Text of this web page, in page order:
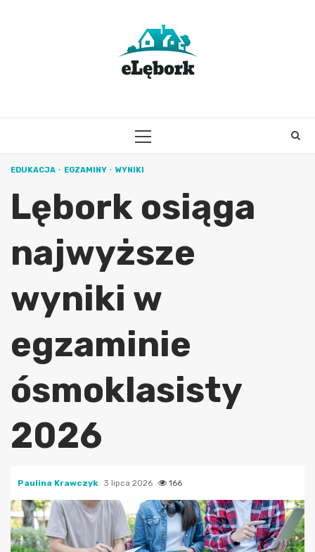
PRIMARY
EDUKACJA EGZAMINY WYNIKI
Lębork osiąga
najwyższe
wyniki w
egzaminie
ósmoklasisty
2026
Paulina Krawczyk 3 lipca 2026 166